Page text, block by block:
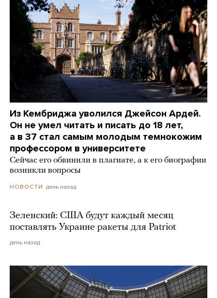
Из Кембриджа уволился Джейсон Ардей.
Он не умел читать и писать до 18 лет,
а в 37 стал самым молодым темнокожим
профессором в университете
Сейчас его обвинили в плагиате, а к его биографии
возникли вопросы
НОВОСТИ день назад
Зеленский: США будут каждый месяц
поставлять Украине ракеты для Patriot
день назад